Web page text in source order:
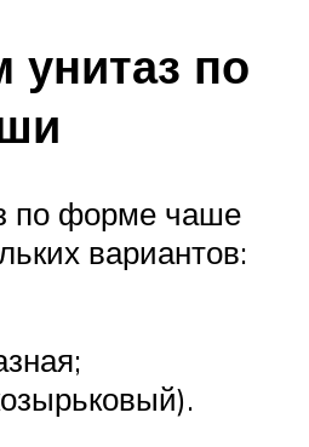
по
по форме чаше
вариантов: